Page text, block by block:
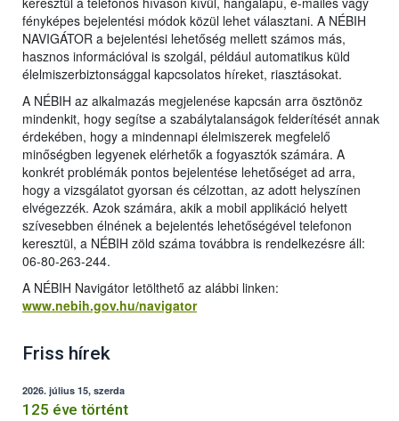
fényképes bejelentési módok közül lehet választani. A NÉBIH
NAVIGÁTOR a bejelentési lehetőség mellett számos más,
hasznos információval is szolgál, például automatikus küld
élelmiszerbiztonsággal kapcsolatos híreket, riasztásokat.
A NÉBIH az alkalmazás megjelenése kapcsán arra ösztönöz
mindenkit, hogy segítse a szabálytalanságok felderítését annak
érdekében, hogy a mindennapi élelmiszerek megfelelő
minőségben legyenek elérhetők a fogyasztók számára. A
konkrét problémák pontos bejelentése lehetőséget ad arra,
hogy a vizsgálatot gyorsan és célzottan, az adott helyszínen
elvégezzék. Azok számára, akik a mobil applikáció helyett
szívesebben élnének a bejelentés lehetőségével telefonon
keresztül, a NÉBIH zöld száma továbbra is rendelkezésre áll:
06-80-263-244.
A NÉBIH Navigátor letölthető az alábbi linken:
www.nebih.gov.hu/navigator
Friss hírek
2026. július 15, szerda
125 éve történt